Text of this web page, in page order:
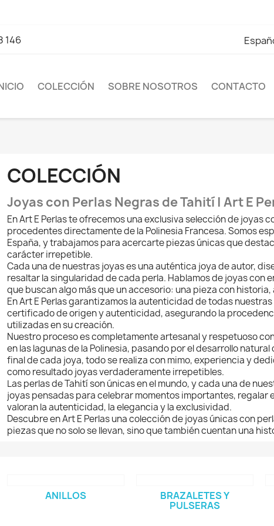
146
COLECCIÓN SOBRE NOSOTROS CONTACTO
COLECCIÓN
Joyas con Perlas Negras de Tahití | Art E
En Art E Perlas te ofrecemos una exclusiva selección de joyas
procedentes directamente de la Polinesia Francesa. Somos
España, y trabajamos para acercarte piezas únicas que
carácter irrepetible.
Cada una de nuestras joyas es una auténtica joya de autor,
resaltar la singularidad de cada perla. Hablamos de joyas con
que buscan algo más que un accesorio: una pieza con
En Art E Perlas garantizamos la autenticidad de todas
certificado de origen y autenticidad, asegurando la
utilizadas en su creación.
Nuestro proceso es completamente artesanal y respetuoso
en las lagunas de la Polinesia, pasando por el desarrollo
final de cada joya, todo se realiza con mimo, experiencia y
como resultado joyas verdaderamente irrepetibles.
Las perlas de Tahití son únicas en el mundo, y cada una de
joyas pensadas para celebrar momentos importantes, regalar
valoran la autenticidad, la elegancia y la exclusividad.
Descubre en Art E Perlas una colección de joyas únicas con
piezas que no solo se llevan, sino que también cuentan una
ANILLOS BRAZALETES Y
PULSERAS